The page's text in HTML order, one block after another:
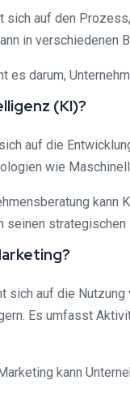
sich auf den
in verschiedenen
es darum,
(KI)?
auf die
wie
seinen
sich auf die
Es umfasst
kann